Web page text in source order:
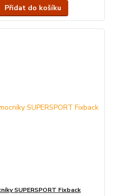
Přidat do košíku
SUPERSPORT Fixback